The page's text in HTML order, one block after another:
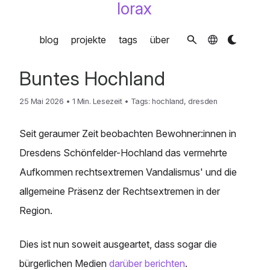
lorax
blog projekte tags über
Buntes Hochland
25 Mai 2026 • 1 Min. Lesezeit • Tags:hochland, dresden
Seit geraumer Zeit beobachten Bewohner:innen in
Dresdens Schönfelder-Hochland das vermehrte
Aufkommen rechtsextremen Vandalismus' und die
allgemeine Präsenz der Rechtsextremen in der
Region.
Dies ist nun soweit ausgeartet, dass sogar die
bürgerlichen Medien darüber berichten.